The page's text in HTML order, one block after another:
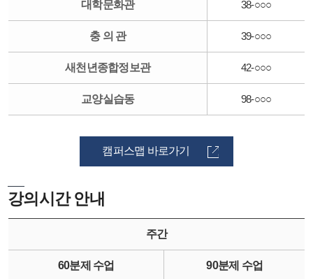
대학문화관 38-○○○
충 의 관 39-○○○
새천년종합정보관 42-○○○
교양실습동 98-○○○
캠퍼스맵 바로가기
강의시간 안내
주간
60분제 수업 90분제 수업